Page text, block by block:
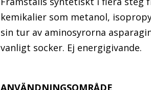
kemikalier som metanol,
sin tur av aminosyrorna
vanligt socker. Ej energigivande.